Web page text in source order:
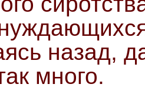
назад,
много.